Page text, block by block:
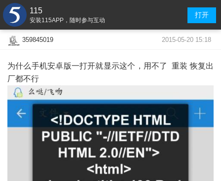
115
安装115APP，随时参与互动
打开
359845019 2015-05-20 15:18
为什么手机安卓版一打开就显示这个，用不了 重装 恢复出
厂都不行